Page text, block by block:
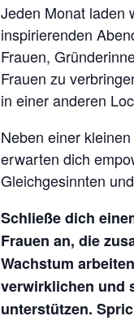
Jeden Monat laden
inspirierenden
Frauen,
Frauen zu
in einer anderen
Neben einer
erwarten dich
Gleichgesinnten
Schließe dich
Frauen an, die
Wachstum
verwirklichen und
unterstützen.